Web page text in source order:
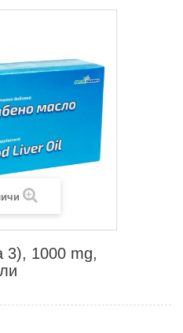
3), 1000 mg,